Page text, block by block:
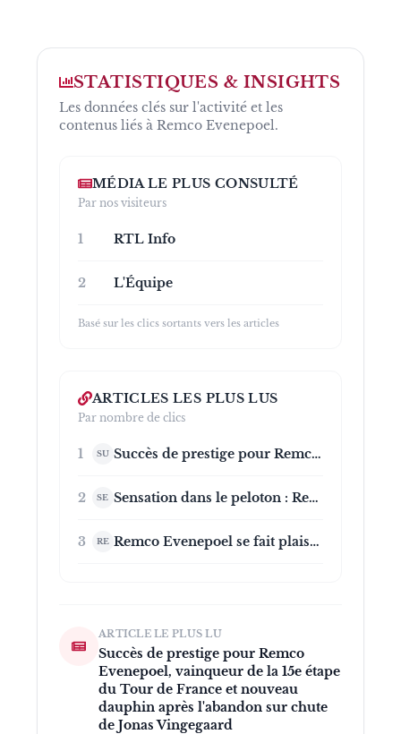
STATISTIQUES & INSIGHTS
Les données clés sur l'activité et les
contenus liés à Remco Evenepoel.
MÉDIA LE PLUS CONSULTÉ
Par nos visiteurs
1 RTL Info
2 L'Équipe
Basé sur les clics sortants vers les articles
ARTICLES LES PLUS LUS
Par nombre de clics
1 SU Succès de prestige pour Remco Evenepoel, vainqueur de la 15e étape du Tour de France et nouveau dauphin après l'abandon sur chute de Jonas Vingegaard
2 SE Sensation dans le peloton : Remco Evenepoel prend une décision radicale avant le Tour de France
3 RE Remco Evenepoel se fait plaisir après le Tour de France et s’offre une nuit dans un hôtel majestueux
ARTICLE LE PLUS LU
Succès de prestige pour Remco
Evenepoel, vainqueur de la 15e étape
du Tour de France et nouveau
dauphin après l'abandon sur chute
de Jonas Vingegaard